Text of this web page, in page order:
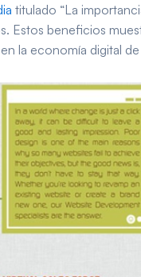
titulado “La
Estos beneficios
la economía digital